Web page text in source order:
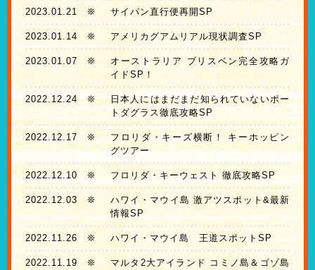
2023.01.21 ❊ サイパン直行便再開SP
2023.01.14 ❊ アメリカグアムリアル現状調査SP
2023.01.07 ❊
オーストラリア ブリスベン完全攻略ガ
イドSP！
2022.12.24❊
日本人にはまだまだ知られていないポー
トダグラス徹底攻略SP
2022.12.17❊
フロリダ・キーズ横断！ キーホッピン
グツアー
2022.12.10 ❊ フロリダ・キーウェスト 徹底攻略SP
2022.12.03 ❊
ハワイ・マウイ島 激アツスポット&最新
情報SP
2022.11.26 ❊ ハワイ・マウイ島 王道スポットSP
2022.11.19 ❊
マルタ2大アイランド コミノ島＆ゴゾ島